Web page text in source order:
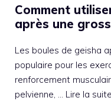
Comment
après une
Les boules de geisha
populaire pour les
renforcement
pelvienne, … Lire la suite